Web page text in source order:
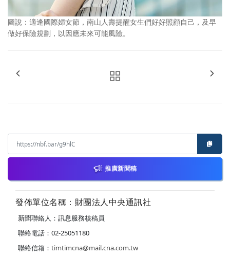
圖說：適逢國際婦女節，南山人壽提醒女生們好好照顧自己，及早
做好保險規劃，以因應未來可能風險。
推廣新聞稿
發佈單位名稱：財團法人中央通訊社
新聞聯絡人：訊息服務核稿員
聯絡電話：02-25051180
聯絡信箱： timtimcna@mail.cna.com.tw